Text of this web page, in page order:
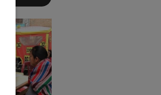
detalles